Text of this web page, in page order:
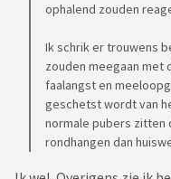
ophalend zouden
Ik schrik er trouwens
zouden meegaan met
faalangst en
geschetst wordt van
normale pubers zitten
rondhangen dan